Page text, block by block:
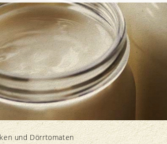
Meinung
Mitglieder
Produkte
Knospe
und Dörrtomaten